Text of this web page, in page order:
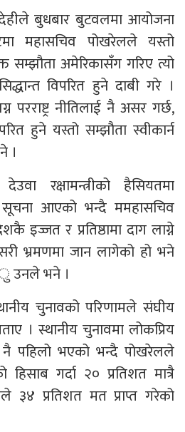
बुधबार बुटवलमा आयोजना
महासचिव पोखरेलले यस्तो
अमेरिकासँग गरिए त्यो
विपरित हुने दाबी गरे ।
नीतिलाई नै असर गर्छ,
हुने यस्तो सम्झौता स्वीकार्न
।
रक्षामन्त्रीको हैसियतमा
आएको भन्दै ममहासचिव
इज्जत र प्रतिष्ठामा दाग लाग्ने
भ्रमणमा जान लागेको हो भने
उनले भने ।
चुनावको परिणामले संघीय
। स्थानीय चुनावमा लोकप्रिय
पहिलो भएको भन्दै पोखरेलले
गर्दा २० प्रतिशत मात्रै
प्रतिशत मत प्राप्त गरेको